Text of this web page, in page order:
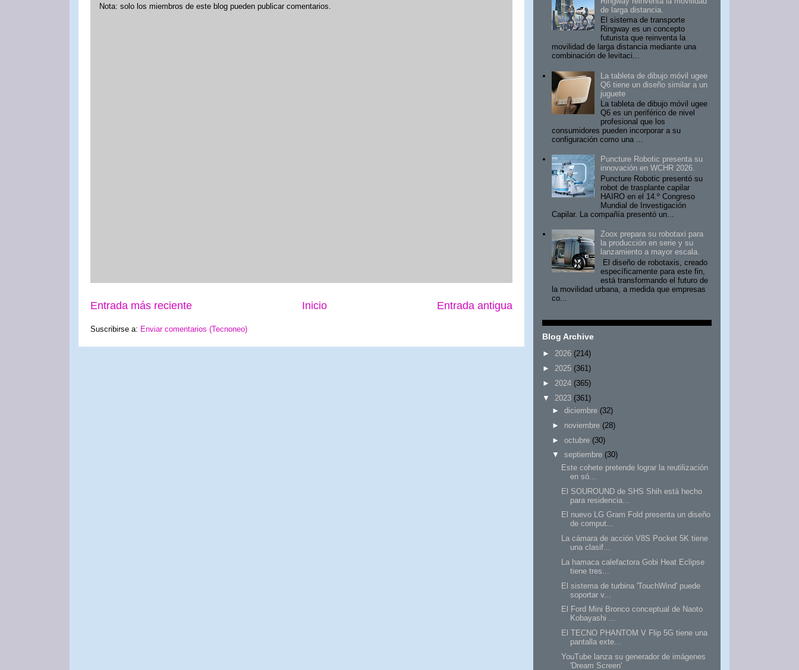
Nota: solo los miembros de este blog pueden publicar comentarios.
Entrada más reciente Entrada antigua
Inicio
Suscribirse a: Enviar comentarios (Tecnoneo)
de larga distancia.
El sistema de transporte
Ringway es un concepto
futurista que reinventa la
movilidad de larga distancia mediante una
combinación de levitaci...
La tableta de dibujo móvil ugee
Q6 tiene un diseño similar a un
juguete
La tableta de dibujo móvil ugee
Q6 es un periférico de nivel
profesional que los
consumidores pueden incorporar a su
configuración como una ...
Puncture Robotic presenta su
innovación en WCHR 2026.
Puncture Robotic presentó su
robot de trasplante capilar
HAIRO en el 14.º Congreso
Mundial de Investigación
Capilar. La compañía presentó un...
Zoox prepara su robotaxi para
la producción en serie y su
lanzamiento a mayor escala.
El diseño de robotaxis, creado
específicamente para este fin,
está transformando el futuro de
la movilidad urbana, a medida que empresas
co...
Blog Archive
► 2026 (214)
► 2025 (361)
► 2024 (365)
▼
2023 (361)
► diciembre (32)
► noviembre (28)
► octubre (30)
▼
septiembre (30)
Este cohete pretende lograr la reutilización
en só...
El SOUROUND de SHS Shih está hecho
para residencia...
El nuevo LG Gram Fold presenta un diseño
de comput...
La cámara de acción V8S Pocket 5K tiene
una clasif...
La hamaca calefactora Gobi Heat Eclipse
tiene tres...
El sistema de turbina 'TouchWind' puede
soportar v...
El Ford Mini Bronco conceptual de Naoto
Kobayashi ...
El TECNO PHANTOM V Flip 5G tiene una
pantalla exte...
YouTube lanza su generador de imágenes
'Dream Screen'